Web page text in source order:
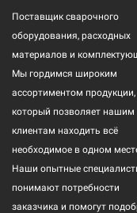
Поставщик сварочного
оборудования, расходных
материалов и
Мы гордимся широким
ассортиментом продукции,
который позволяет нашим
клиентам находить всё
необходимое в одном
Наши опытные
понимают потребности
заказчика и помогут